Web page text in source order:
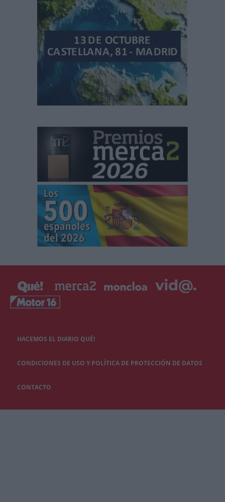
HACEMOS EL DIARIO QUÉ!
CONDICIONES DE USO Y POLÍTICA DE PROTECCIÓN DE DATOS
CONTACTO